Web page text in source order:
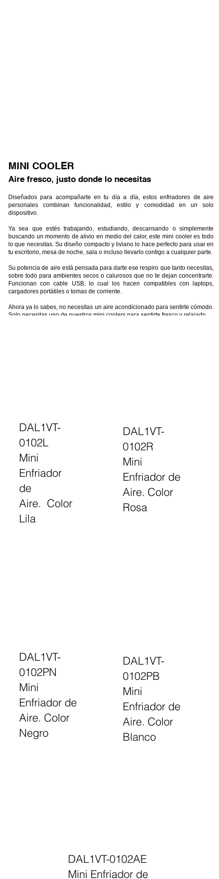
MINI COOLER
Aire fresco, justo donde lo necesitas
Diseñados para acompañarte en tu día a día, estos enfriadores de aire
personales combinan funcionalidad, estilo y comodidad en un solo
dispositivo.
Ya sea que estés trabajando, estudiando, descansando o simplemente
buscando un momento de alivio en medio del calor, este mini cooler es todo
lo que necesitas. Su diseño compacto y liviano lo hace perfecto para usar en
tu escritorio, mesa de noche, sala o incluso llevarlo contigo a cualquier parte.
Su potencia de aire está pensada para darte ese respiro que tanto necesitas,
sobre todo para ambientes secos o calurosos que no te dejan concentrarte.
Funcionan con cable USB, lo cual los hacen compatibles con laptops,
cargadores portátiles o tomas de corriente.
Ahora ya lo sabes, no necesitas un aire acondicionado para sentirte cómodo.
Solo necesitas uno de nuestros mini coolers para sentirte fresco y relajado.
DAL1VT-
0102L
Mini
Enfriador
de
Aire. Color
Lila
DAL1VT-
0102R
Mini
Enfriador de
Aire. Color
Rosa
DAL1VT-
0102PN
Mini
Enfriador de
Aire. Color
Negro
DAL1VT-
0102PB
Mini
Enfriador de
Aire. Color
Blanco
DAL1VT-0102AE
Mini Enfriador de